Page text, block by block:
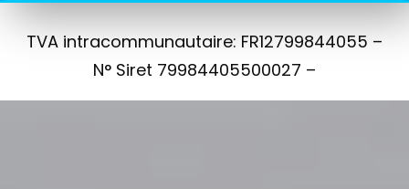
TVA intracommunautaire: FR12799844055 –
N° Siret 79984405500027 –